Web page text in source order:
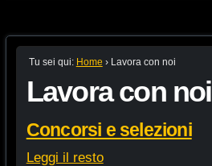
Tu sei qui: Home › Lavora con noi
Lavora con noi
Concorsi e selezioni
Leggi il resto